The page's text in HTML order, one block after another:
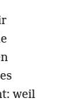
weil